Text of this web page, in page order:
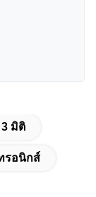
3 มิติ
รอนิกส์